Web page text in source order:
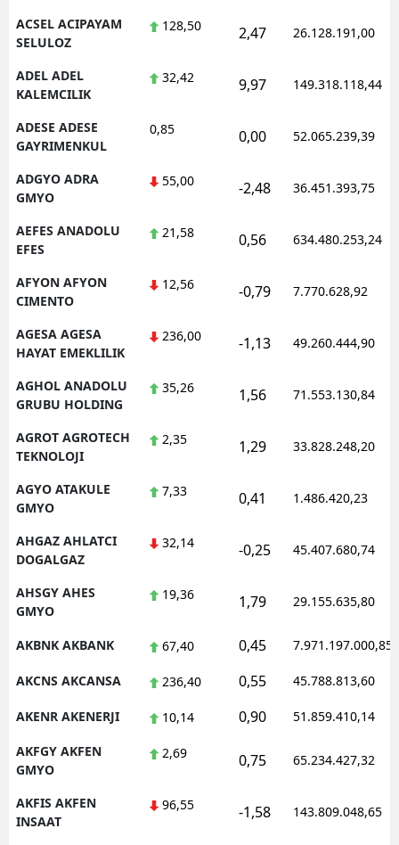
ACSEL ACIPAYAM
SELULOZ
128,50 2,47 26.128.191,00
ADEL ADEL
KALEMCILIK
32,42 9,97 149.318.118,44
ADESE ADESE
GAYRIMENKUL
0,85 0,00 52.065.239,39
ADGYO ADRA
GMYO
55,00 -2,48 36.451.393,75
AEFES ANADOLU
EFES
21,58 0,56 634.480.253,24
AFYON AFYON
CIMENTO
12,56 -0,79 7.770.628,92
AGESA AGESA
HAYAT EMEKLILIK
236,00 -1,13 49.260.444,90
AGHOL ANADOLU
GRUBU HOLDING
35,26 1,56 71.553.130,84
AGROT AGROTECH
TEKNOLOJI
2,35 1,29 33.828.248,20
AGYO ATAKULE
GMYO
7,33 0,41 1.486.420,23
AHGAZ AHLATCI
DOGALGAZ
32,14 -0,25 45.407.680,74
AHSGY AHES
GMYO
19,36 1,79 29.155.635,80
AKBNK AKBANK 67,40 0,45 7.971.197.000,85
AKCNS AKCANSA 236,40 0,55 45.788.813,60
AKENR AKENERJI 10,14 0,90 51.859.410,14
AKFGY AKFEN
GMYO
2,69 0,75 65.234.427,32
AKFIS AKFEN
INSAAT
96,55 -1,58 143.809.048,65